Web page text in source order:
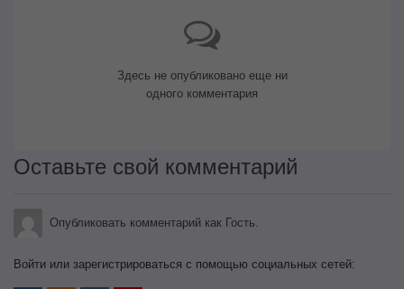
Здесь не опубликовано еще ни
одного комментария
Оставьте свой комментарий
Опубликовать комментарий как Гость.
Войти или зарегистрироваться с помощью социальных сетей: